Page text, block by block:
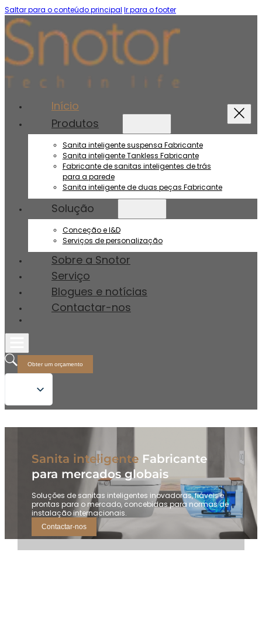
Saltar para o conteúdo principal Ir para o footer
Início
Produtos
Sanita inteligente suspensa Fabricante
Sanita inteligente Tankless Fabricante
Fabricante de sanitas inteligentes de trás
para a parede
Sanita inteligente de duas peças Fabricante
Solução
Conceção e I&D
Serviços de personalização
Sobre a Snotor
Serviço
Blogues e notícias
Contactar-nos
Obter um orçamento
Sanita inteligenteFabricante
para mercados globais
Soluções de sanitas inteligentes inovadoras, fiáveis e
prontas para o mercado, concebidas para normas de
instalação internacionais.
Contactar-nos